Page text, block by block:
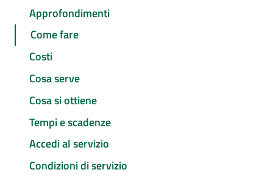
Approfondimenti
Come fare
Costi
Cosa serve
Cosa si ottiene
Tempi e scadenze
Accedi al servizio
Condizioni di servizio